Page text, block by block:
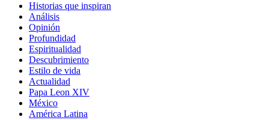
Historias que inspiran
Análisis
Opinión
Profundidad
Espiritualidad
Descubrimiento
Estilo de vida
Actualidad
Papa Leon XIV
México
América Latina